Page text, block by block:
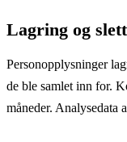
Lagring og
Personopplysninger
de ble samlet inn for.
måneder. Analysedata